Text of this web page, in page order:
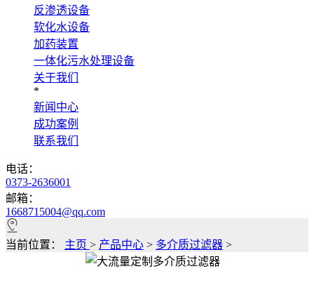
反渗透设备
软化水设备
加药装置
一体化污水处理设备
关于我们
*
新闻中心
成功案例
联系我们
电话：
0373-2636001
邮箱：
1668715004@qq.com
当前位置： 主页 > 产品中心 > 多介质过滤器 >